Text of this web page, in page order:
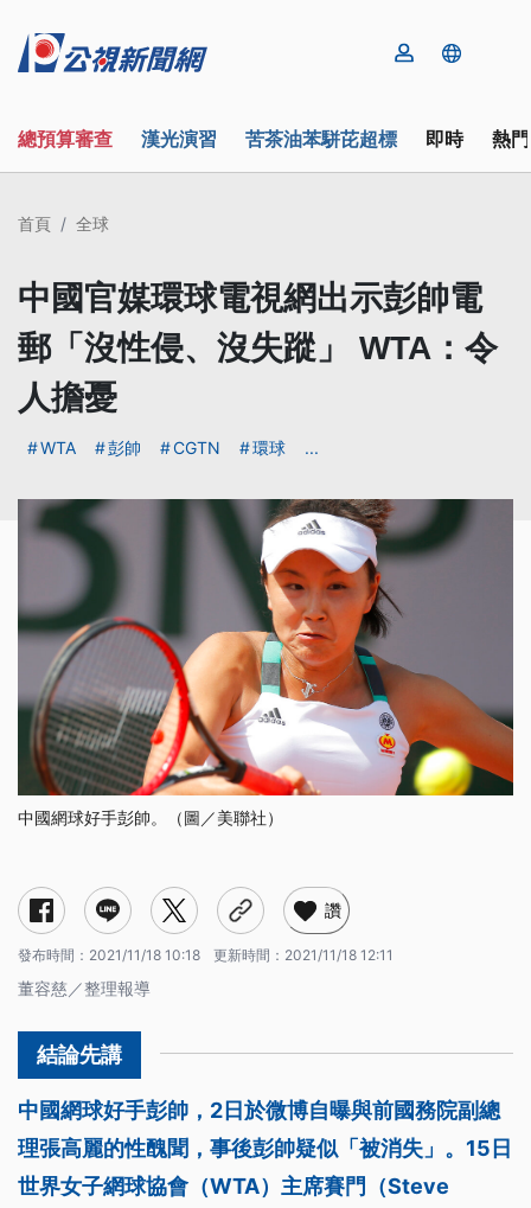
總預算審查 漢光演習 苦茶油苯駢芘超標 即時 熱
首頁 全球
中國官媒環球電視網出示彭帥電
郵「沒性侵、沒失蹤」 WTA：令
人擔憂
WTA 彭帥 CGTN 環球 ...
中國網球好手彭帥。（圖／美聯社）
讚
發布時間： 2021/11/18 10:18 更新時間： 2021/11/18 12:11
董容慈／整理報導
中國網球好手彭帥，2日於微博自曝與前國務院副總
理張高麗的性醜聞，事後彭帥疑似「被消失」。15日
世界女子網球協會（WTA）主席賽門（Steve